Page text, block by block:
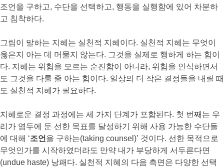
조언을 구하고, 수단을 선택하고, 행동을 실행함에 있어 차분하
고 침착하다.
그림이 말하는 지혜는 실천적 지혜이다. 실천적 지혜는 무엇이
옳은지 아는 데 머물지 않는다. 그것을 실제로 행하게 하는 힘이
다. 지혜는 위험을 모르는 순진함이 아니라, 위험을 인식하면서
도 그것을 다룰 줄 아는 힘이다. 일상의 더 작은 결정들을 내릴 때
도 실천적 지혜가 필요하다.
지혜로운 결정 과정에는 세 가지 단계가 포함된다. 첫 번째는 우
리가 염두에 둔 선한 목표를 달성하기 위해 사용 가능한 수단들
에 대해 ‘조언 을 구하는(taking counsel)’ 것이다. 선한 목적으로
무엇인가를 시작하였더라도 만약 내가 부당하게 서두른다면
(undue haste) 낭패다. 실천적 지혜의 다음 측면은 다양한 선택